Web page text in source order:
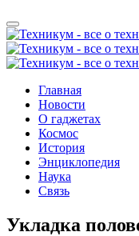
Главная
Новости
О гаджетах
Космос
История
Энциклопедия
Наука
Связь
Укладка